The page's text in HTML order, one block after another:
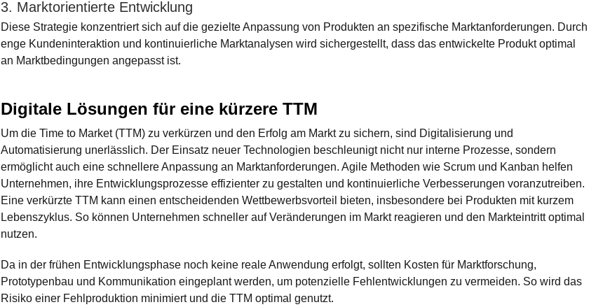
3. Marktorientierte Entwicklung
Diese Strategie konzentriert sich auf die gezielte Anpassung von Produkten an spezifische Marktanforderungen. Durch
enge Kundeninteraktion und kontinuierliche Marktanalysen wird sichergestellt, dass das entwickelte Produkt optimal
an Marktbedingungen angepasst ist.
Digitale Lösungen für eine kürzere TTM
Um die Time to Market (TTM) zu verkürzen und den Erfolg am Markt zu sichern, sind Digitalisierung und
Automatisierung unerlässlich. Der Einsatz neuer Technologien beschleunigt nicht nur interne Prozesse, sondern
ermöglicht auch eine schnellere Anpassung an Marktanforderungen. Agile Methoden wie Scrum und Kanban helfen
Unternehmen, ihre Entwicklungsprozesse effizienter zu gestalten und kontinuierliche Verbesserungen voranzutreiben.
Eine verkürzte TTM kann einen entscheidenden Wettbewerbsvorteil bieten, insbesondere bei Produkten mit kurzem
Lebenszyklus. So können Unternehmen schneller auf Veränderungen im Markt reagieren und den Markteintritt optimal
nutzen.
Da in der frühen Entwicklungsphase noch keine reale Anwendung erfolgt, sollten Kosten für Marktforschung,
Prototypenbau und Kommunikation eingeplant werden, um potenzielle Fehlentwicklungen zu vermeiden. So wird das
Risiko einer Fehlproduktion minimiert und die TTM optimal genutzt.